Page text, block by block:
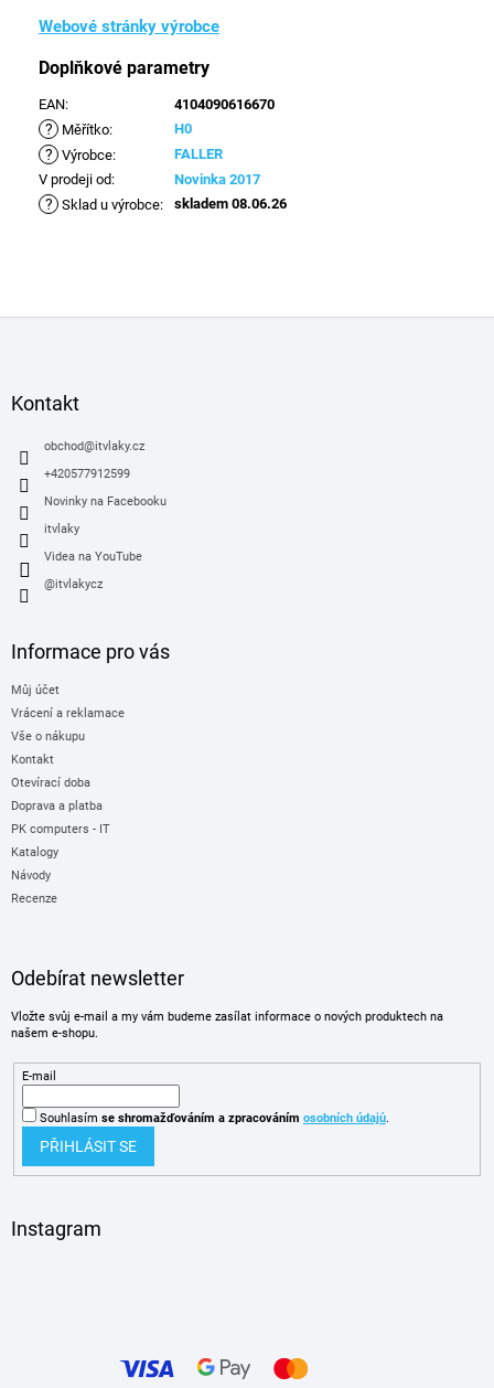
Webové stránky výrobce
Doplňkové parametry
EAN: 4104090616670
? Měřítko: H0
? Výrobce:
FALLER
V prodeji od: Novinka 2017
? Sklad u výrobce: skladem 08.06.26
Kontakt
obchod@itvlaky.cz
+420577912599
Novinky na Facebooku
itvlaky
Videa na YouTube
@itvlakycz
Informace pro vás
Můj účet
Vrácení a reklamace
Vše o nákupu
Kontakt
Otevírací doba
Doprava a platba
PK computers - IT
Katalogy
Návody
Recenze
Odebírat newsletter
Vložte svůj e-mail a my vám budeme zasílat informace o nových produktech na
našem e-shopu.
E-mail
Souhlasím se shromažďováním a zpracováním osobních údajů.
PŘIHLÁSIT SE
Instagram